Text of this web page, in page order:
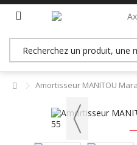
Amortisseur MANITOU